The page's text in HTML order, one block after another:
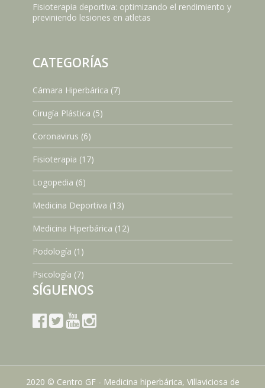
Fisioterapia deportiva: optimizando el rendimiento y
previniendo lesiones en atletas
CATEGORÍAS
Cámara Hiperbárica (7)
Cirugía Plástica (5)
Coronavirus (6)
Fisioterapia (17)
Logopedia (6)
Medicina Deportiva (13)
Medicina Hiperbárica (12)
Podología (1)
Psicología (7)
SÍGUENOS
2020 © Centro GF - Medicina hiperbárica, Villaviciosa de